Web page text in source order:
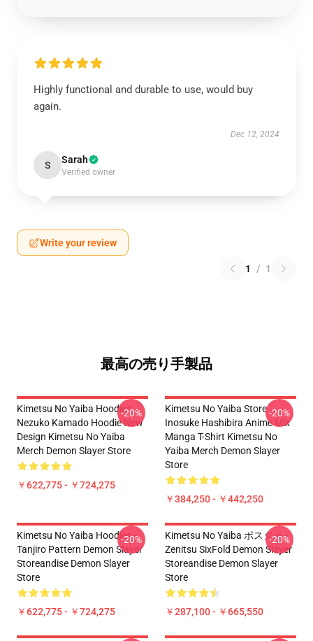
Highly functional and durable to use, would buy
again.
Dec 12, 2024
S Sarah
Verified owner
Write your review
1 / 1
最高の売り手製品
Kimetsu No Yaiba Hoodies -
Nezuko Kamado Hoodie New
Design Kimetsu No Yaiba
Merch Demon Slayer Store
￥622,775 - ￥724,275
-20%
Kimetsu No Yaiba Store -
Inosuke Hashibira Anime Mix
Manga T-Shirt Kimetsu No
Yaiba Merch Demon Slayer
Store
￥384,250 - ￥442,250
-20%
Kimetsu No Yaiba Hoodies -
Tanjiro Pattern Demon Slayer
Storeandise Demon Slayer
Store
￥622,775 - ￥724,275
-20%
Kimetsu No Yaiba ポスター -
Zenitsu SixFold Demon Slayer
Storeandise Demon Slayer
Store
￥287,100 - ￥665,550
-20%